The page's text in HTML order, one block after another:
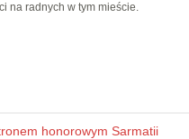
na radnych w tym mieście.
honorowym Sarmatii